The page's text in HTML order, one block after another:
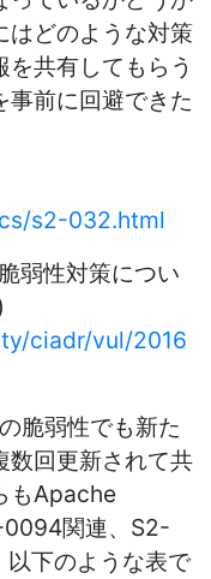
はどのような対策
共有してもらう
事前に回避できた
s2-032.html
弱性対策につい
ciadr/vul/2016
脆弱性でも新た
数回更新されて共
もApache
関連、S2-
下のような表で